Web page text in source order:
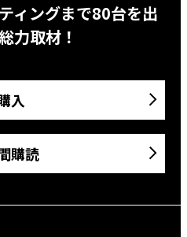
ィングまで80台を出
力取材！
入
購読